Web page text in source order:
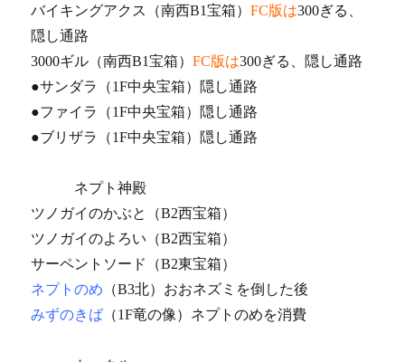
バイキングアクス（南西B1宝箱）FC版は300ぎる、
隠し通路
3000ギル（南西B1宝箱）FC版は300ぎる、隠し通路
●サンダラ（1F中央宝箱）隠し通路
●ファイラ（1F中央宝箱）隠し通路
●ブリザラ（1F中央宝箱）隠し通路
ネプト神殿
ツノガイのかぶと（B2西宝箱）
ツノガイのよろい（B2西宝箱）
サーペントソード（B2東宝箱）
ネプトのめ （B3北）おおネズミを倒した後
みずのきば （1F竜の像）ネプトのめを消費